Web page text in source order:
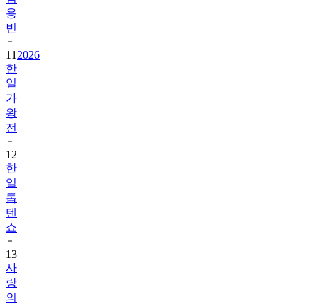
용
빈
11 2026
한
일
가
왕
전
12
한
일
톱
텐
쇼
13
사
랑
의